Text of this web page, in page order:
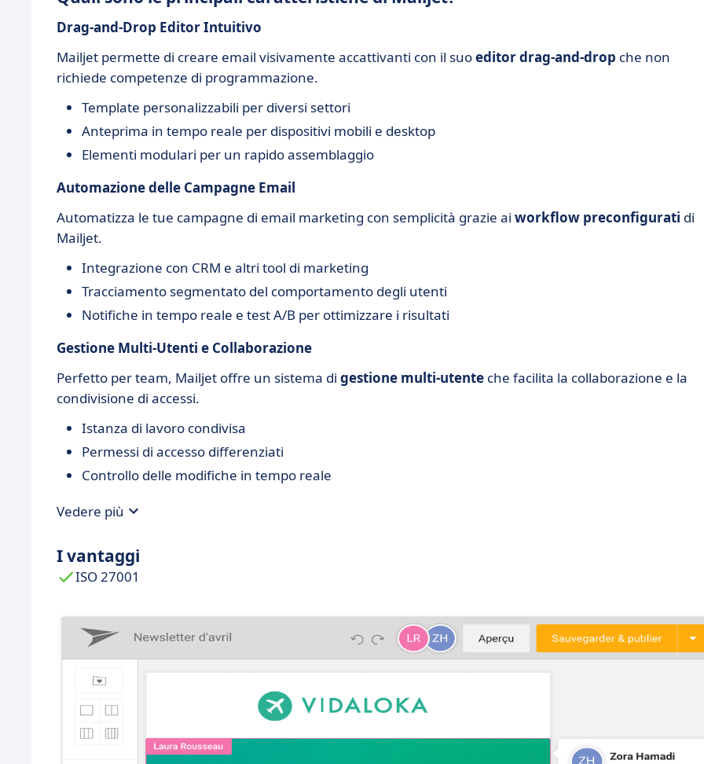
Drag-and-Drop Editor Intuitivo
Mailjet permette di creare email visivamente accattivanti con il suoeditor drag-and-drop che non
richiede competenze di programmazione.
Template personalizzabili per diversi settori
Anteprima in tempo reale per dispositivi mobili e desktop
Elementi modulari per un rapido assemblaggio
Automazione delle Campagne Email
Automatizza le tue campagne di email marketing con semplicità grazie ai workflow preconfigurati di
Mailjet.
Integrazione con CRM e altri tool di marketing
Tracciamento segmentato del comportamento degli utenti
Notifiche in tempo reale e test A/B per ottimizzare i risultati
Gestione Multi-Utenti e Collaborazione
Perfetto per team, Mailjet offre un sistema di gestione multi-utente che facilita la collaborazione e la
condivisione di accessi.
Istanza di lavoro condivisa
Permessi di accesso differenziati
Controllo delle modifiche in tempo reale
Vedere più
I vantaggi
ISO 27001